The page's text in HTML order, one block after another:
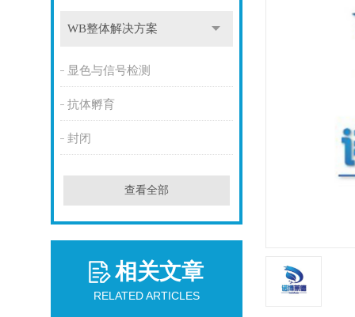
WB整体解决方案
显色与信号检测
抗体孵育
封闭
查看全部
相关文章
RELATED ARTICLES